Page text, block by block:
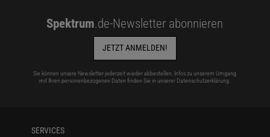
Spektrum.de-Newsletter abonnieren
JETZT ANMELDEN!
Sie können unsere Newsletter jederzeit wieder abbestellen. Infos zu unserem Umgang
mit Ihren personenbezogenen Daten finden Sie in unserer Datenschutzerklärung.
SERVICES